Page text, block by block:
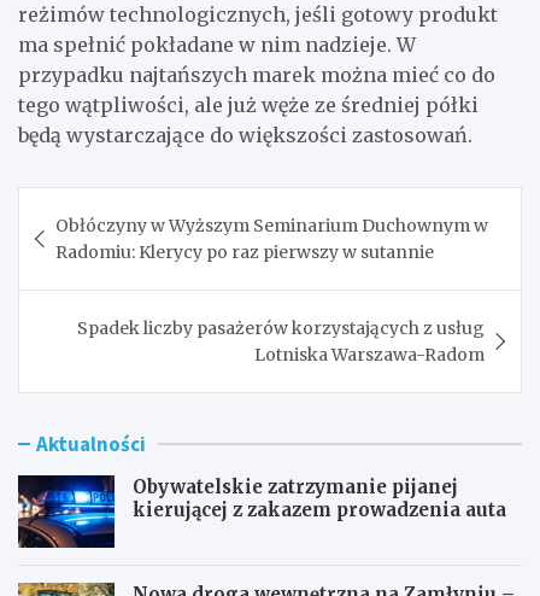
reżimów technologicznych, jeśli gotowy produkt
ma spełnić pokładane w nim nadzieje. W
przypadku najtańszych marek można mieć co do
tego wątpliwości, ale już węże ze średniej półki
będą wystarczające do większości zastosowań.
wpisu
Obłóczyny w Wyższym Seminarium Duchownym w
Radomiu: Klerycy po raz pierwszy w sutannie
Spadek liczby pasażerów korzystających z usług
Lotniska Warszawa-Radom
Aktualności
Obywatelskie zatrzymanie pijanej
kierującej z zakazem prowadzenia auta